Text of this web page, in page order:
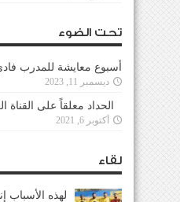
تحت الضوء
أسبوع معايشة للمدرب
ديسمبر 11, 2023
الحداد معلقاً على القناة
أكتوبر 6, 2021
لقاء
لهذه